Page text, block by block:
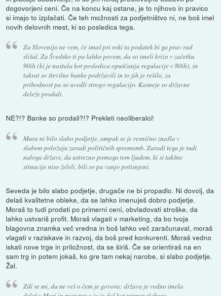
dogovorjeni ceni. Če na koncu kaj ostane, je to njihovo in pravico
si imajo to izplačati. Če teh možnosti za podjetništvo ni, ne boš imel
novih delovnih mest, ki so posledica tega.
Za Slovenijo ne vem, če imaš pri roki ta podatek bi ga prav rad
slišal. Za Švedsko ti pa lahko povem, da so imeli krizo v začetku
90ih (ki je nastala kot posledica opuščanja regulacije v 80ih), in
takrat so številne banke podržavili in to jih je rešilo, za
prihodnost pa so uvedli strogo regulacijo. Kasneje so državne
deleže prodali.
NE?!? Banke so prodali?!? Prekleti neoliberalci!
Mura ni bilo slabo podjetje, ampak se je resnično znašla v
slabem položaju zaradi političnih sprememb. Zaradi tega je tudi
naloga države, da ustrezno pomaga tem ljudem, ki si takšne
situacije niso želeli, bili so pa vanjo potisnjeni.
Seveda je bilo slabo podjetje, drugače ne bi propadlo. Ni dovolj, da
delaš kvalitetne obleke, da se lahko imenuješ dobro podjetje.
Moraš to tudi prodati po primerni ceni, obvladovati stroške, da
lahko ustvariš profit. Moraš vlagati v marketing, da bo tvoja
blagovna znamka več vredna in boš lahko več zaračunaval, moraš
vlagati v raziskave in razvoj, da boš pred konkurenti. Moraš vedno
iskati nove trge in priložnost, da se širiš. Če se orientiraš na en
sam trg in potem jokaš, ko gre tam nekaj narobe, si slabo podjetje.
Žal.
Zdi se mi, da ne veš o čem je govora: država je vedno imela